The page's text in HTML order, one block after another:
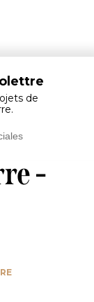
de
en
- Jobin
-